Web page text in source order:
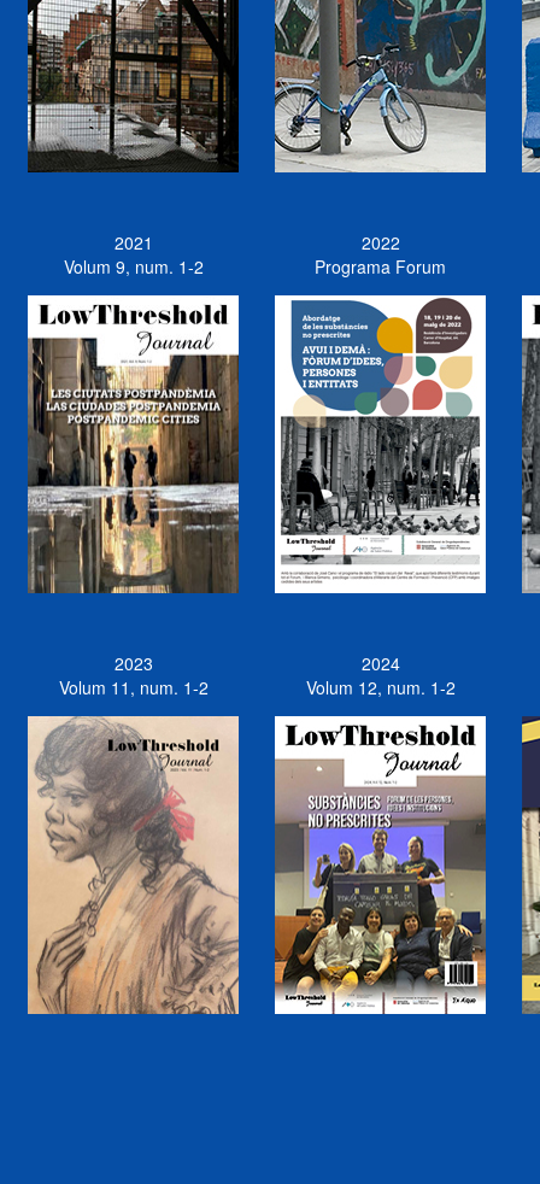
2021
Volum 9, num. 1-2
2022
Programa Forum
2023
Volum 11, num. 1-2
2024
Volum 12, num. 1-2